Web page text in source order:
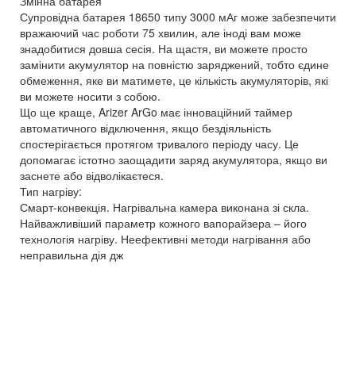
Супровідна батарея 18650 типу 3000 мАг може забезпечити
вражаючий час роботи 75 хвилин, але іноді вам може
знадобитися довша сесія. На щастя, ви можете просто
замінити акумулятор на повністю заряджений, тобто єдине
обмеження, яке ви матимете, це кількість акумуляторів, які
ви можете носити з собою.
Що ще краще, Arizer ArGo має інноваційний таймер
автоматичного відключення, якщо бездіяльність
спостерігається протягом тривалого періоду часу. Це
допомагає істотно заощадити заряд акумулятора, якщо ви
заснете або відволікаєтеся.
Тип нагріву:
Смарт-конвекція. Нагрівальна камера виконана зі скла.
Найважливіший параметр кожного вапорайзера – його
технологія нагріву. Неефективні методи нагрівання або
неправильна дія дж